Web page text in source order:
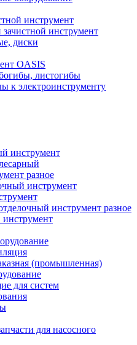
инструмент
инструмент
диски
OASIS
листогибы
к электроинструменту
инструмент
разное
инструмент
инструмент разное
(промышленная)
для систем
для насосного